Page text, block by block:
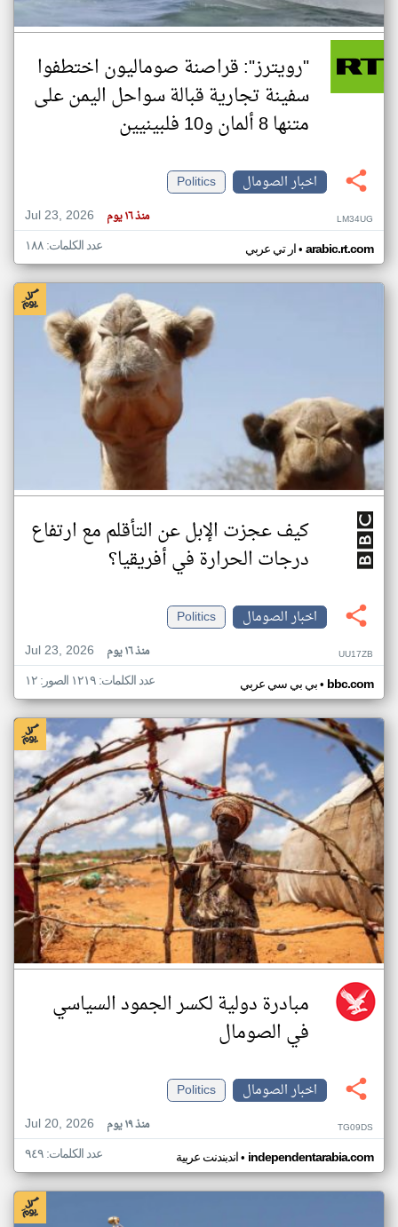
"رويترز": قراصنة صوماليون اختطفوا
سفينة تجارية قبالة سواحل اليمن على
متنها 8 ألمان و10 فلبينيين
اخبار الصومال
Politics
Jul 23, 2026
منذ ١٦ يوم LM34UG
ار تي عربي• arabic.rt.com عدد الكلمات: ١٨٨
كيف عجزت الإبل عن التأقلم مع ارتفاع
درجات الحرارة في أفريقيا؟
اخبار الصومال
Politics
Jul 23, 2026
منذ ١٦ يوم UU17ZB
بي بي سي عربي• bbc.com عدد الكلمات: ١٢١٩ الصور: ١٢
مبادرة دولية لكسر الجمود السياسي
في الصومال
اخبار الصومال
Politics
Jul 20, 2026
منذ ١٩ يوم TG09DS
اندبندنت عربية• independentarabia.com عدد الكلمات: ٩٤٩